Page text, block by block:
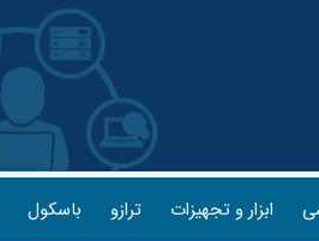
ابزار و تجهیزات ترازو باسکول